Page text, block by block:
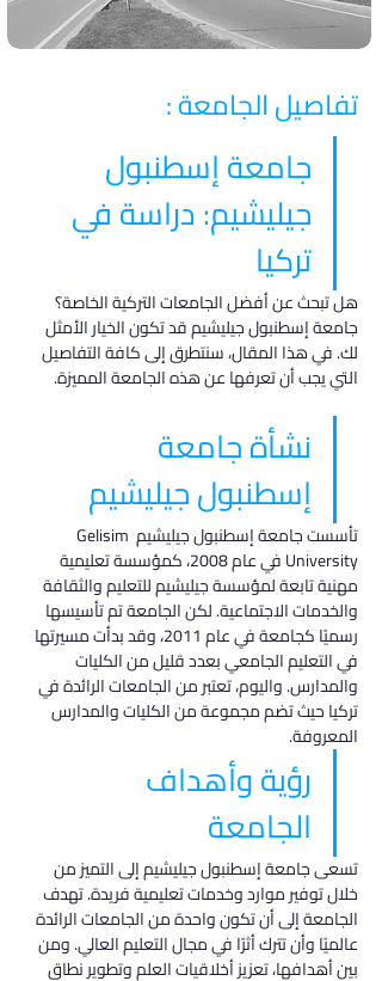
تفاصيل الجامعة :
جامعة إسطنبول
جيليشيم: دراسة في
تركيا
هل تبحث عن أفضل الجامعات التركية الخاصة؟
جامعة إسطنبول جيليشيم قد تكون الخيار الأمثل
لك. في هذا المقال، سنتطرق إلى كافة التفاصيل
التي يجب أن تعرفها عن هذه الجامعة المميزة.
نشأة جامعة
إسطنبول جيليشيم
تأسست جامعة إسطنبول جيليشيم Gelisim
University في عام 2008، كمؤسسة تعليمية
مهنية تابعة لمؤسسة جيليشيم للتعليم والثقافة
والخدمات الاجتماعية. لكن الجامعة تم تأسيسها
رسميًا كجامعة في عام 2011، وقد بدأت مسيرتها
في التعليم الجامعي بعدد قليل من الكليات
والمدارس. واليوم، تعتبر من الجامعات الرائدة في
تركيا حيث تضم مجموعة من الكليات والمدارس
المعروفة.
رؤية وأهداف
الجامعة
تسعى جامعة إسطنبول جيليشيم إلى التميز من
خلال توفير موارد وخدمات تعليمية فريدة. تهدف
الجامعة إلى أن تكون واحدة من الجامعات الرائدة
عالميًا وأن تترك أثرًا في مجال التعليم العالي. ومن
بين أهدافها، تعزيز أخلاقيات العلم وتطوير نطاق